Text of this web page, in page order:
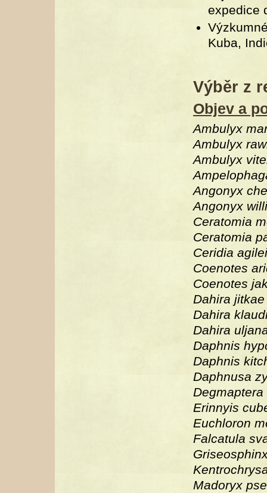
expedice
Kuba,
Výběr z
Objev a
Ambulyx
Ambulyx
Ambulyx
Angonyx
Angonyx
Ceratomia
Ceratomia
Ceridia agilei
Coenotes
Coenotes
Dahira jitkae
Dahira
Dahira
Daphnis
Daphnis
Daphnusa
Erinnyis
Euchloron
Falcatula
Madoryx